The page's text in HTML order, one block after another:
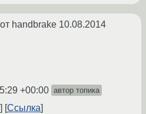
от handbrake 10.08.2014
+00:00 автор топика
Ссылка